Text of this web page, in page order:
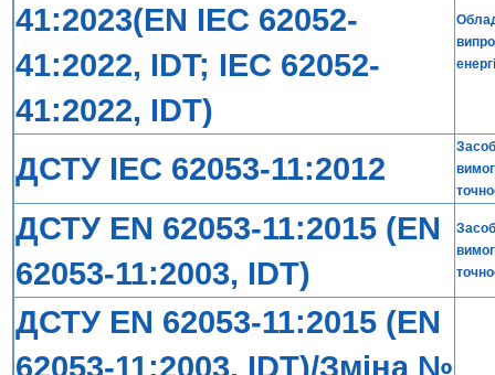
41:2023(EN IEC 62052-
41:2022, IDT; IEC 62052-
41:2022, IDT)
ДСТУ IEC 62053-11:2012
ДСТУ EN 62053-11:2015 (EN
62053-11:2003, IDT)
ДСТУ EN 62053-11:2015 (EN
62053-11:2003, IDT)/Зміна №